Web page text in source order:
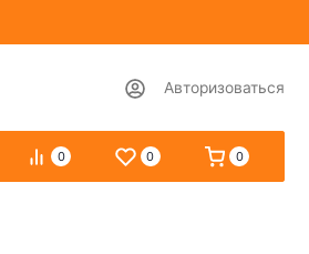
Авторизоваться
0 0 0